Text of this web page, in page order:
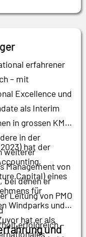
erfahrener
– mit
Excellence und
als Interim
in grossen KMU
in der
weiterer
Management von
bei denen er
Leitung von PMO
erfolgreich –
hat der
Capital) eines
für
Windparks und
hat er als
und